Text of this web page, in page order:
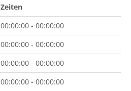
Zeiten
00:00:00 - 00:00:00
00:00:00 - 00:00:00
00:00:00 - 00:00:00
00:00:00 - 00:00:00